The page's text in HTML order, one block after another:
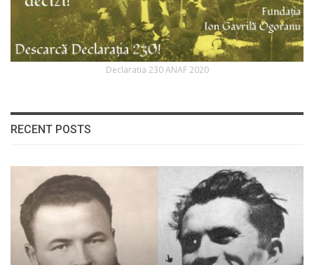
Declaratia 230 ANAF 2020
RECENT POSTS